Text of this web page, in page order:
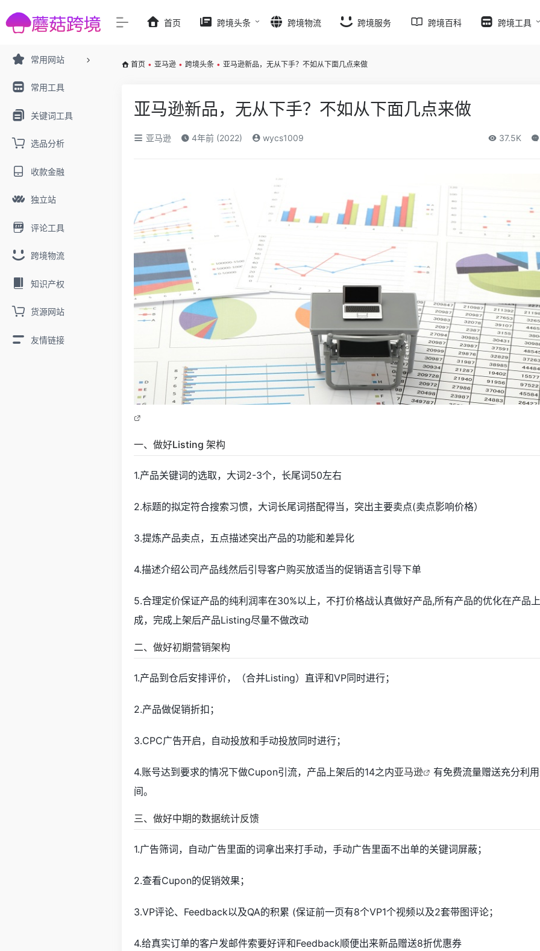
常用网站
常用工具
关键词工具
选品分析
收款金融
独立站
评论工具
跨境物流
知识产权
货源网站
友情链接
首页 跨境头条 跨境物流 跨境服务 跨境百科 跨境工具
首页 • 亚马逊 • 跨境头条 • 亚马逊新品，无从下手？不如从下面几点来做
亚马逊新品，无从下手？不如从下面几点来做
亚马逊 4年前 (2022) wycs1009 37.5K
一、做好Listing 架构
1.产品关键词的选取，大词2-3个，长尾词50左右
2.标题的拟定符合搜索习惯，大词长尾词搭配得当，突出主要卖点(卖点影响价格）
3.提炼产品卖点，五点描述突出产品的功能和差异化
4.描述介绍公司产品线然后引导客户购买放适当的促销语言引导下单
5.合理定价保证产品的纯利润率在30%以上，不打价格战认真做好产品,所有产品的优化在产品
成，完成上架后产品Listing尽量不做改动
二、做好初期营销架构
1.产品到仓后安排评价，（合并Listing）直评和VP同时进行；
2.产品做促销折扣；
3.CPC广告开启，自动投放和手动投放同时进行；
4.账号达到要求的情况下做Cupon引流，产品上架后的14之内亚马逊
有免费流量赠送充分利
间。
三、做好中期的数据统计反馈
1.广告筛词，自动广告里面的词拿出来打手动，手动广告里面不出单的关键词屏蔽；
2.查看Cupon的促销效果；
3.VP评论、Feedback以及QA的积累 (保证前一页有8个VP1个视频以及2套带图评论；
4.给真实订单的客户发邮件索要好评和Feedback顺便出来新品赠送8折优惠券